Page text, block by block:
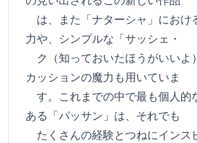
は、また「ナターシャ」におけ
力や、シンプルな「サッシェ・
ク（知っておいたほうがいいよ
カッションの魔力も用いていま
す。これまでの中で最も個人的
ある「パッサン」は、それでも
たくさんの経験とつねにインス